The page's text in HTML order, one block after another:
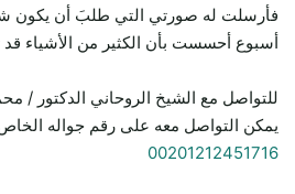
فأرسلت له صورتي التي طلبَ أن يكون
أسبوع أحسست بأن الكثير من الأشياء
للتواصل مع الشيخ الروحاني الدكتور /
يمكن التواصل معه على رقم جواله
00201212451716